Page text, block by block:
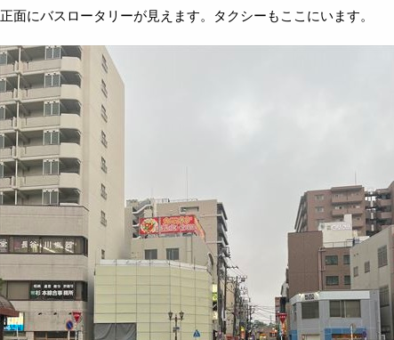
正面にバスロータリーが見えます。タクシーもここにいます。